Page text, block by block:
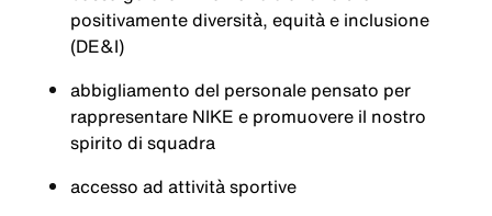
positivamente diversità, equità e inclusione
(DE&I)
abbigliamento del personale pensato per
rappresentare NIKE e promuovere il nostro
spirito di squadra
accesso ad attività sportive